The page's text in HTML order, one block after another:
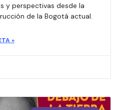
y perspectivas desde la
de la Bogotá actual.
»